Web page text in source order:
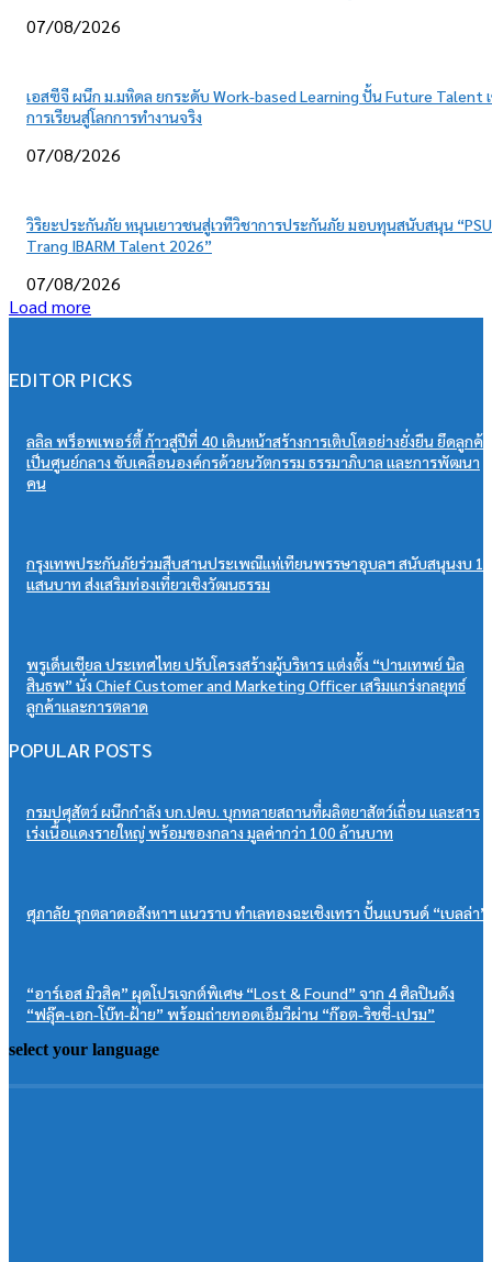
07/08/2026
เอสซีจี ผนึก ม.มหิดล ยกระดับ Work-based Learning ปั้น Future Talent
การเรียนสู่โลกการทำงานจริง
07/08/2026
วิริยะประกันภัย หนุนเยาวชนสู่เวทีวิชาการประกันภัย มอบทุนสนับสนุน “PSU
Trang IBARM Talent 2026”
07/08/2026
Load more
EDITOR PICKS
ลลิล พร็อพเพอร์ตี้ ก้าวสู่ปีที่ 40 เดินหน้าสร้างการเติบโตอย่างยั่งยืน ยึดลูกค้า
เป็นศูนย์กลาง ขับเคลื่อนองค์กรด้วยนวัตกรรม ธรรมาภิบาล และการพัฒนา
คน
กรุงเทพประกันภัยร่วมสืบสานประเพณีแห่เทียนพรรษาอุบลฯ สนับสนุนงบ 1
แสนบาท ส่งเสริมท่องเที่ยวเชิงวัฒนธรรม
พรูเด็นเชียล ประเทศไทย ปรับโครงสร้างผู้บริหาร แต่งตั้ง “ปานเทพย์ นิล
สินธพ” นั่ง Chief Customer and Marketing Officer เสริมแกร่งกลยุทธ์
ลูกค้าและการตลาด
POPULAR POSTS
กรมปศุสัตว์ ผนึกกำลัง บก.ปคบ. บุกทลายสถานที่ผลิตยาสัตว์เถื่อน และสาร
เร่งเนื้อแดงรายใหญ่ พร้อมของกลาง มูลค่ากว่า 100 ล้านบาท
ศุภาลัย รุกตลาดอสังหาฯ แนวราบ ทำเลทองฉะเชิงเทรา ปั้นแบรนด์ “เบลล่า”
“อาร์เอส มิวสิค” ผุดโปรเจกต์พิเศษ “Lost & Found” จาก 4 ศิลปินดัง
“ฟลุ๊ค-เอก-โบ๊ท-ฝ้าย” พร้อมถ่ายทอดเอ็มวีผ่าน “ก๊อต-ริชชี่-เปรม”
select your language